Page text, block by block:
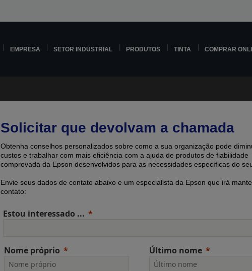
EMPRESA SETOR INDUSTRIAL PRODUTOS TINTA COMPRAR
Solicitar que devolvam a chamada
Obtenha conselhos personalizados sobre como a sua organização pode
custos e trabalhar com mais eficiência com a ajuda de produtos de fiabilidade
comprovada ​​da Epson desenvolvidos para as necessidades específicas do
Envie seus dados de contato abaixo e um especialista da Epson que irá
contato:
Estou interessado ...
Nome próprio Último nome